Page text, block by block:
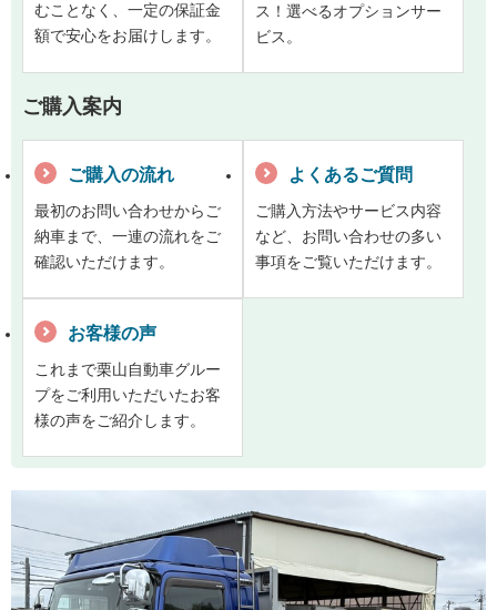
むことなく、一定の保証金
額で安心をお届けします。
ス！選べるオプションサー
ビス。
ご購入案内
ご購入の流れ
最初のお問い合わせからご
納車まで、一連の流れをご
確認いただけます。
よくあるご質問
ご購入方法やサービス内容
など、お問い合わせの多い
事項をご覧いただけます。
お客様の声
これまで栗山自動車グルー
プをご利用いただいたお客
様の声をご紹介します。